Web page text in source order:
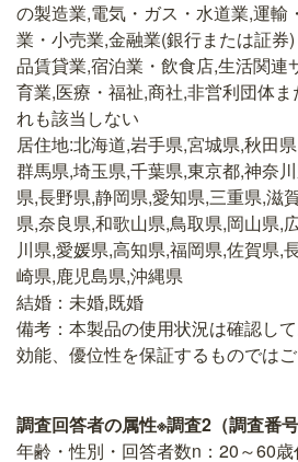
の製造業,電気・ガス・水道業,運輸
業・小売業,金融業(銀行または証券
品賃貸業,宿泊業・飲食店,生活関連
育業,医療・福祉,商社,非営利団体
れも該当しない
居住地:北海道,岩手県,宮城県,秋田
群馬県,埼玉県,千葉県,東京都,神奈
県,長野県,静岡県,愛知県,三重県,滋
県,奈良県,和歌山県,鳥取県,岡山県,
川県,愛媛県,高知県,福岡県,佐賀県,
崎県,鹿児島県,沖縄県
結婚：未婚,既婚
備考：本製品の使用状況は確認し
効能、優位性を保証するものではご
調査回答者の属性※調査2（調査番
年齢・性別・回答者数n：20～60